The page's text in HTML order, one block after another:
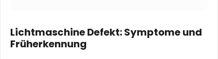
Lichtmaschine Defekt: Symptome und
Früherkennung